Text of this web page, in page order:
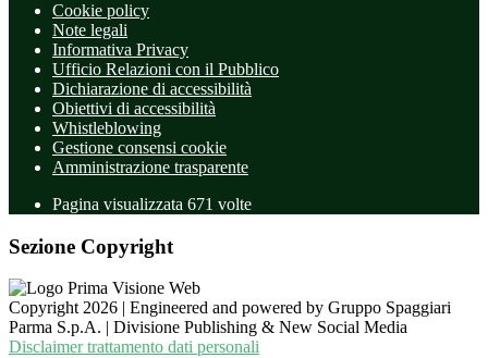
Cookie policy
Note legali
Informativa Privacy
Ufficio Relazioni con il Pubblico
Dichiarazione di accessibilità
Obiettivi di accessibilità
Whistleblowing
Gestione consensi cookie
Amministrazione trasparente
Pagina visualizzata 671 volte
Sezione Copyright
Copyright 2026 | Engineered and powered by Gruppo Spaggiari
Parma S.p.A. | Divisione Publishing & New Social Media
Disclaimer trattamento dati personali